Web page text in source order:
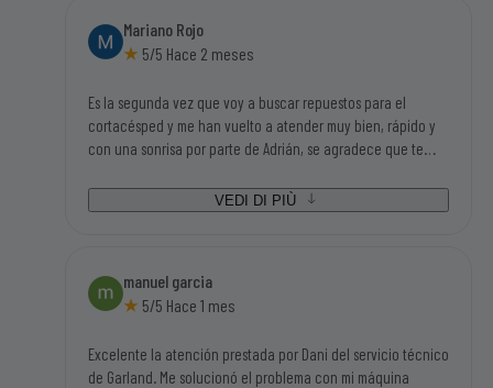
Mariano Rojo
5/5 Hace 2 meses
Es la segunda vez que voy a buscar repuestos para el
cortacésped y me han vuelto a atender muy bien, rápido y
con una sonrisa por parte de Adrián, se agradece que te
tenían todo lo que iba buscando así que tengo que darle mi
enhorabuena a ésta empresa.
VEDI DI PIÙ
manuel garcia
5/5 Hace 1 mes
Excelente la atención prestada por Dani del servicio técnico
de Garland. Me solucionó el problema con mi máquina